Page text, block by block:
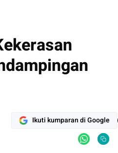
Ikuti kumparan di Google